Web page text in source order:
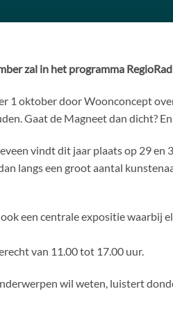
zal in het programma
1 oktober door Woonconcept
Gaat de Magneet dan dicht?
vindt dit jaar plaats op 29 en
langs een groot aantal
een centrale expositie waarbij
van 11.00 tot 17.00 uur.
wil weten, luistert